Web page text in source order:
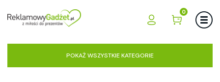
0
POKAŻ WSZYSTKIE KATEGORIE